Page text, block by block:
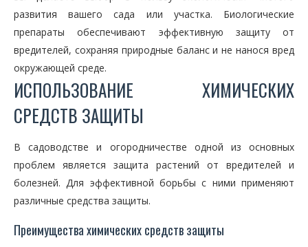
развития вашего сада или участка. Биологические
препараты обеспечивают эффективную защиту от
вредителей, сохраняя природные баланс и не нанося вред
окружающей среде.
ИСПОЛЬЗОВАНИЕ ХИМИЧЕСКИХ
СРЕДСТВ ЗАЩИТЫ
В садоводстве и огородничестве одной из основных
проблем является защита растений от вредителей и
болезней. Для эффективной борьбы с ними применяют
различные средства защиты.
Преимущества химических средств защиты